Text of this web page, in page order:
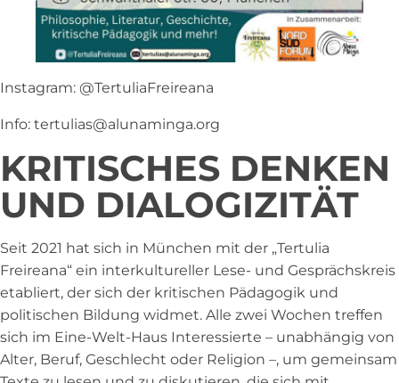
Instagram: @TertuliaFreireana
Info: tertulias@alunaminga.org
KRITISCHES DENKEN
UND DIALOGIZITÄT
Seit 2021 hat sich in München mit der „Tertulia
Freireana“ ein interkultureller Lese- und Gesprächskreis
etabliert, der sich der kritischen Pädagogik und
politischen Bildung widmet. Alle zwei Wochen treffen
sich im Eine-Welt-Haus Interessierte – unabhängig von
Alter, Beruf, Geschlecht oder Religion –, um gemeinsam